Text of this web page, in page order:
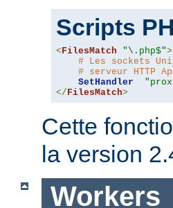
Scripts
<FilesMatch "\.php$">
# Les sockets
# serveur HTTP
SetHandler
</FilesMatch>
Cette
la version
Workers